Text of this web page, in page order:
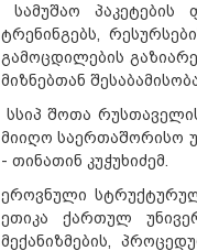
სამუშაო პაკეტების
ტრენინგებს,
გამოცდილების
მიზნებთან
სსიპ შოთა
მიიღო საერთაშორისო
- თინათინ კუჭუხიძემ.
ეროვნული
ეთიკა ქართულ
მექანიზმების,